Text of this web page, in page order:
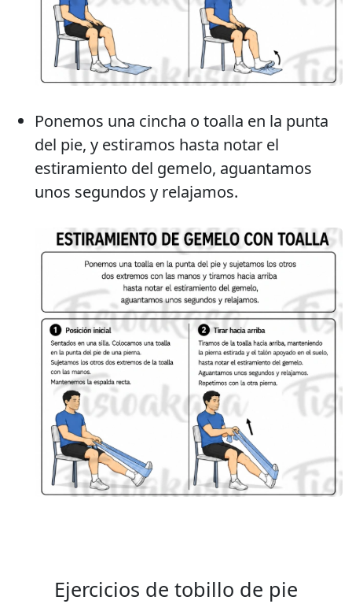
Ponemos una cincha o toalla en la punta
del pie, y estiramos hasta notar el
estiramiento del gemelo, aguantamos
unos segundos y relajamos.
Ejercicios de tobillo de pie